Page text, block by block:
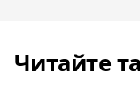
Читайте